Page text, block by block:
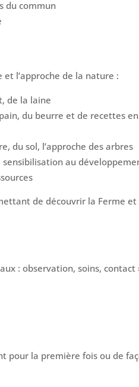
du commun
l’approche de la nature :
de la laine
du beurre et de recettes
du sol, l’approche des arbres
au
de découvrir la Ferme
: observation, soins, contact
la première fois ou de